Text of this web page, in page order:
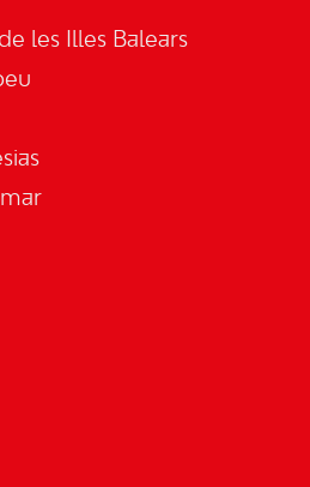
les Illes Balears